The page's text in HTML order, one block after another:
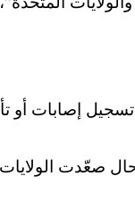
إصابات أو
حال صعّدت